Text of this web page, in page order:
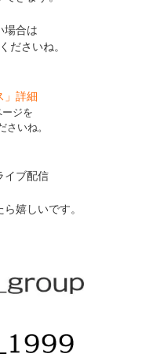
場合は
ださいね。
」詳細
ジを
さいね。
イブ配信
嬉しいです。